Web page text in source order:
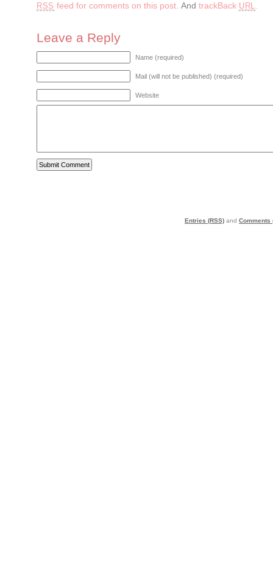
RSS feed for comments on this post. AndtrackBack URL
Leave a Reply
Name (required)
Mail (will not be published) (required)
Website
Entries (RSS) and Comments